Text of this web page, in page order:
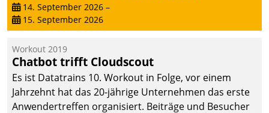
14. September 2026 –
15. September 2026
Workout 2019
Chatbot trifft Cloudscout
Es ist Datatrains 10. Workout in Folge, vor einem
Jahrzehnt hat das 20-jährige Unternehmen das erste
Anwendertreffen organisiert. Beiträge und Besucher